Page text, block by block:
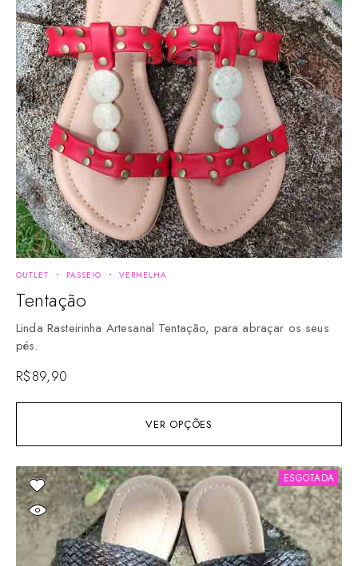
VER OPÇÕES
OUTLET PASSEIO VERMELHA
Tentação
Linda Rasteirinha Artesanal Tentação, para abraçar os seus
pés.
R$89,90
ESGOTADA